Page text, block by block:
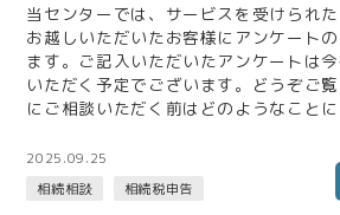
当センターでは、サービスを受けられ
お越しいただいたお客様にアンケート
ます。ご記入いただいたアンケートは
いただく予定でございます。どうぞご
にご相談いただく前はどのようなことに
かせください。 何処で誰にどのように
かった。費用がどれくらいかかるかも
にご相談いただくことで不安は解消されまし
2025.09.25
相続相談
相続税申告